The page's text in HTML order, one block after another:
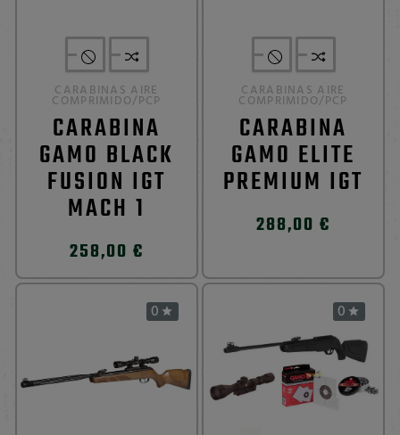
CARABINAS AIRE
COMPRIMIDO/PCP
CARABINA
GAMO BLACK
FUSION IGT
MACH 1
258,00 €
CARABINAS AIRE
COMPRIMIDO/PCP
CARABINA
GAMO ELITE
PREMIUM IGT
288,00 €
0  0 